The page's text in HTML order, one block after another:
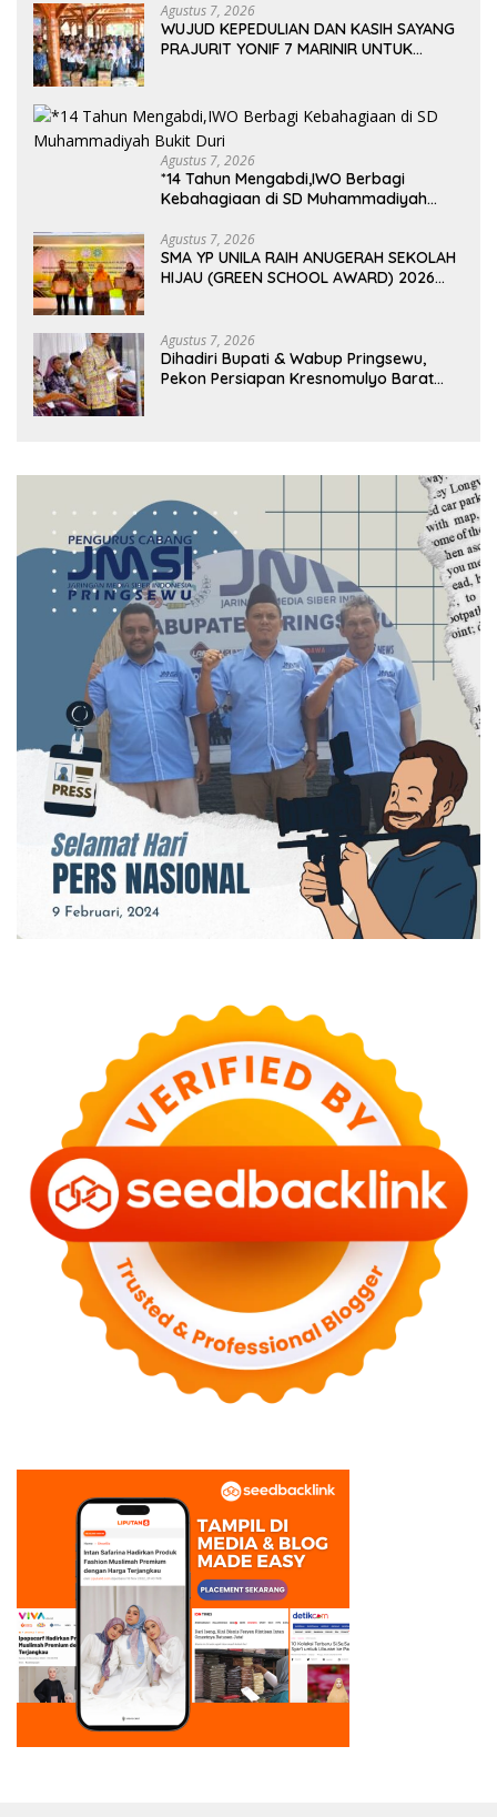
Agustus 7, 2026
WUJUD KEPEDULIAN DAN KASIH SAYANG
PRAJURIT YONIF 7 MARINIR UNTUK
Agustus 7, 2026
*14 Tahun Mengabdi,IWO Berbagi
Kebahagiaan di SD Muhammadiyah
Agustus 7, 2026
SMA YP UNILA RAIH ANUGERAH SEKOLAH
HIJAU (GREEN SCHOOL AWARD) 2026
Agustus 7, 2026
Dihadiri Bupati & Wabup Pringsewu,
Pekon Persiapan Kresnomulyo Barat